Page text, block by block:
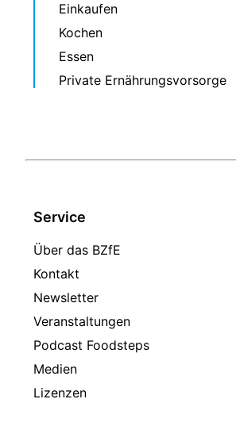
Einkaufen
Kochen
Essen
Private Ernährungsvorsorge
Service
Über das BZfE
Kontakt
Newsletter
Veranstaltungen
Podcast Foodsteps
Medien
Lizenzen